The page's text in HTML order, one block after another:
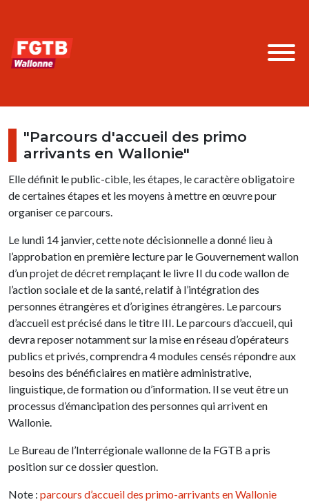
"Parcours d'accueil des primo
arrivants en Wallonie"
Elle définit le public-cible, les étapes, le caractère obligatoire
de certaines étapes et les moyens à mettre en œuvre pour
organiser ce parcours.
Le lundi 14 janvier, cette note décisionnelle a donné lieu à
l’approbation en première lecture par le Gouvernement wallon
d’un projet de décret remplaçant le livre II du code wallon de
l’action sociale et de la santé, relatif à l’intégration des
personnes étrangères et d’origines étrangères. Le parcours
d’accueil est précisé dans le titre III. Le parcours d’accueil, qui
devra reposer notamment sur la mise en réseau d’opérateurs
publics et privés, comprendra 4 modules censés répondre aux
besoins des bénéficiaires en matière administrative,
linguistique, de formation ou d’information. Il se veut être un
processus d’émancipation des personnes qui arrivent en
Wallonie.
Le Bureau de l’Interrégionale wallonne de la FGTB a pris
position sur ce dossier question.
Note : parcours d’accueil des primo-arrivants en Wallonie